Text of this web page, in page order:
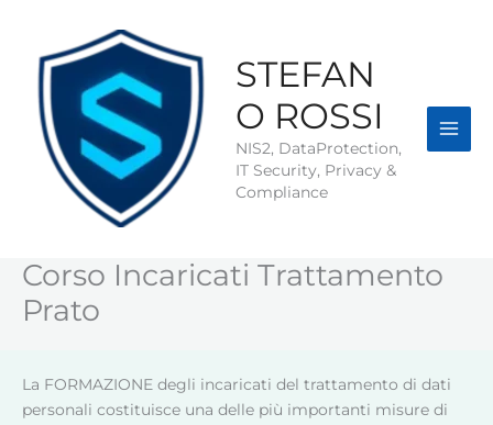
contenuto
STEFAN
O ROSSI
NIS2, DataProtection,
IT Security, Privacy &
Compliance
Corso Incaricati Trattamento
Prato
La FORMAZIONE degli incaricati del trattamento di dati
personali costituisce una delle più importanti misure di